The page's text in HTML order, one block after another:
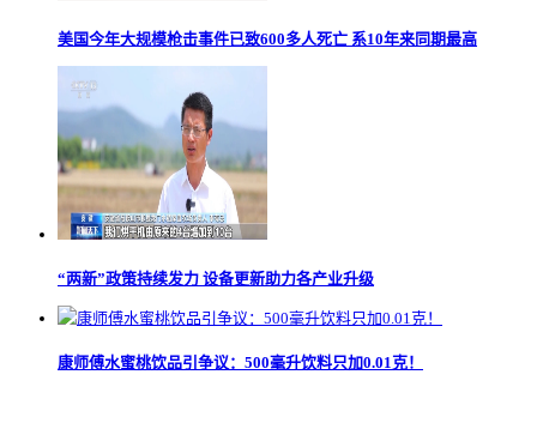
美国今年大规模枪击事件已致600多人死亡 系10年来同期最高
“两新”政策持续发力 设备更新助力各产业升级
康师傅水蜜桃饮品引争议：500毫升饮料只加0.01克！